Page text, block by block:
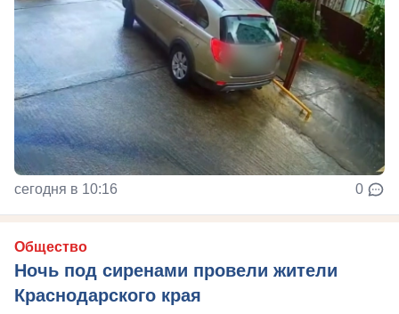
сегодня в 10:16 0
Общество
Ночь под сиренами провели жители
Краснодарского края